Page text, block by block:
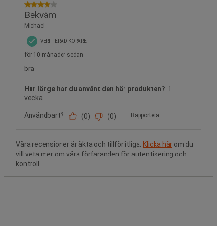
Våra recensioner är äkta och tillförlitliga. Klicka här om du
vill veta mer om våra förfaranden för autentisering och
kontroll.